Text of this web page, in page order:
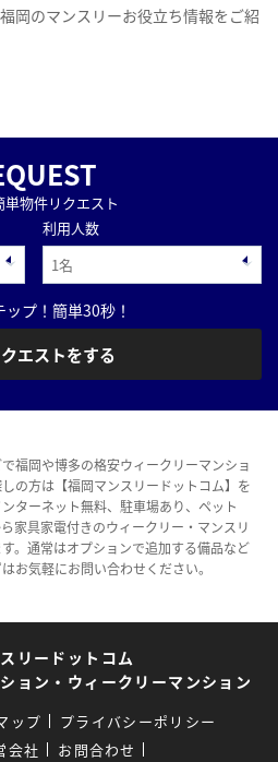
岡のマンスリーお役立ち情報をご紹
単物件リクエスト
利用人数
プ！簡単30秒！
エストをする
福岡や博多の格安ウィークリーマンショ
の方は【福岡マンスリードットコム】を
ターネット無料、駐車場あり、ペット
家具家電付きのウィークリー・マンスリ
。通常はオプションで追加する備品など
お気軽にお問い合わせください。
リードットコム
ョン・ウィークリーマンション
ップ
プライバシーポリシー
会社
お問合わせ